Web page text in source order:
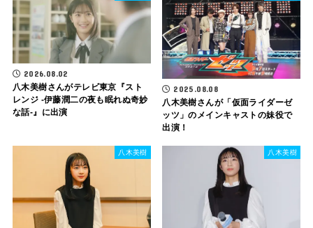
2026.08.02
八木美樹さんがテレビ東京『スト
レンジ -伊藤潤二の夜も眠れぬ奇妙
な話-』に出演
2025.08.08
八木美樹さんが「仮面ライダーゼ
ッツ」のメインキャストの妹役で
出演！
八木美樹 八木美樹